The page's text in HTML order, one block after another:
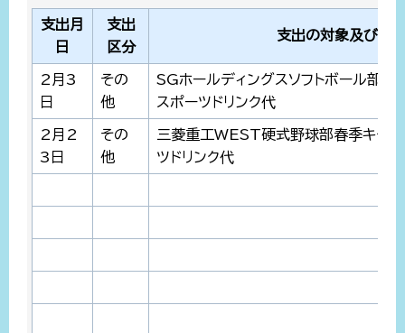
支出月
日
支出
区分
支出の対象及び内
2月3
日
その
他
SGホールディングスソフトボール部春
スポーツドリンク代
2月2
3日
その
他
三菱重工WEST硬式野球部春季キャ
ツドリンク代